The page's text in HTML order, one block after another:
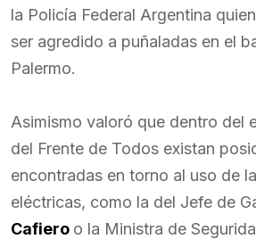
la Policía Federal Argentina
ser agredido a puñaladas en el
Palermo.
Asimismo valoró que dentro del
del Frente de Todos existan
encontradas en torno al uso de
eléctricas, como la del Jefe de
Cafiero o la Ministra de